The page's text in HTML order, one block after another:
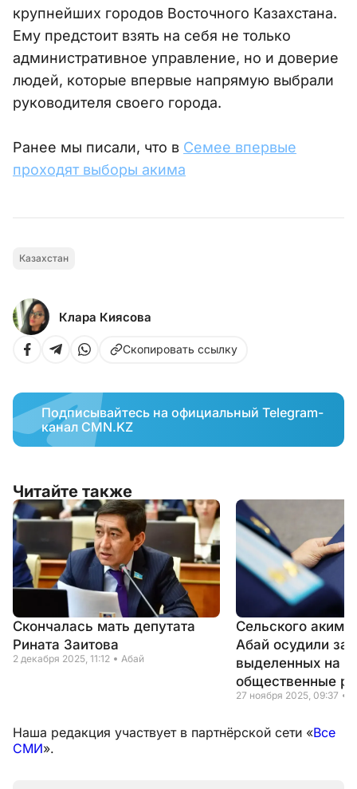
крупнейших городов Восточного Казахстана.
Ему предстоит взять на себя не только
административное управление, но и доверие
людей, которые впервые напрямую выбрали
руководителя своего города.
Ранее мы писали, что в Семее впервые
проходят выборы акима
Казахстан
Клара Киясова
Скопировать ссылку
Подписывайтесь на официальный Telegram-
канал CMN.KZ
Читайте также
Скончалась мать депутата
Рината Заитова
2 декабря 2025, 11:12 Абай
Сельского акима
Абай осудили за
выделенных на
общественные
27 ноября 2025, 09:37
Наша редакция участвует в партнёрской сети «Все
СМИ».